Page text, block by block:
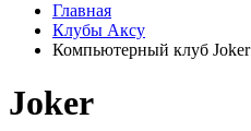
Главная
Клубы Аксу
Компьютерный клуб Joker
Joker